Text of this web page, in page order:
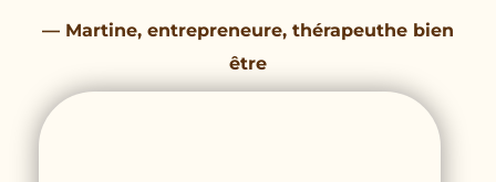
— Martine, entrepreneure, thérapeuthe bien
être